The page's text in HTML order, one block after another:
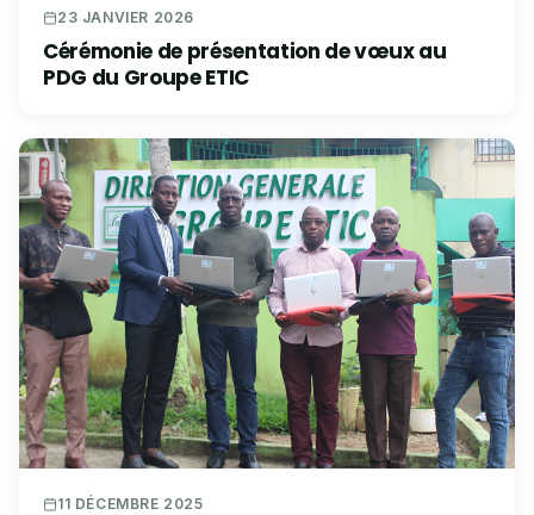
23 JANVIER 2026
Cérémonie de présentation de vœux au
PDG du Groupe ETIC
11 DÉCEMBRE 2025